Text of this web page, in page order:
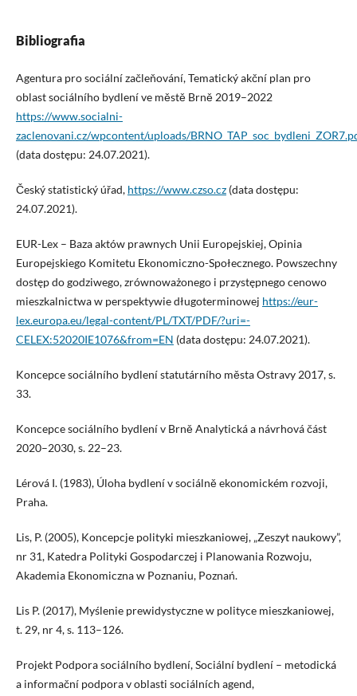
Bibliografia
Agentura pro sociální začleňování, Tematický akční plan pro
oblast sociálního bydlení ve městě Brně 2019–2022
https://www.socialni-
zaclenovani.cz/wpcontent/uploads/
(data dostępu: 24.07.2021).
Český statistický úřad, https://www.czso.cz(data dostępu:
24.07.2021).
EUR-Lex – Baza aktów prawnych Unii Europejskiej, Opinia
Europejskiego Komitetu Ekonomiczno-Społecznego. Powszechny
dostęp do godziwego, zrównoważonego i przystępnego cenowo
mieszkalnictwa w perspektywie długoterminowej https://eur-
lex.europa.eu/legal-content/PL/TXT/PDF/?uri=-
CELEX:52020IE1076&from=EN (data dostępu: 24.07.2021).
Koncepce sociálního bydlení statutárního města Ostravy 2017, s.
33.
Koncepce sociálního bydlení v Brně Analytická a návrhová část
2020–2030, s. 22–23.
Lérová I. (1983), Úloha bydlení v sociálně ekonomickém rozvoji,
Praha.
Lis, P. (2005), Koncepcje polityki mieszkaniowej, „Zeszyt naukowy”,
nr 31, Katedra Polityki Gospodarczej i Planowania Rozwoju,
Akademia Ekonomiczna w Poznaniu, Poznań.
Lis P. (2017), Myślenie prewidystyczne w polityce mieszkaniowej,
t. 29, nr 4, s. 113–126.
Projekt Podpora sociálního bydlení, Sociální bydlení – metodická
a informační podpora v oblasti sociálních agend,